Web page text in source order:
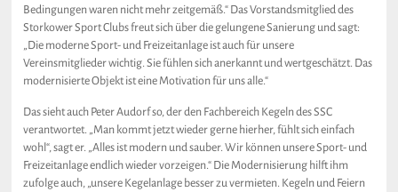
Bedingungen waren nicht mehr zeitgemäß.“ Das Vorstandsmitglied des
Storkower Sport Clubs freut sich über die gelungene Sanierung und sagt:
„Die moderne Sport- und Freizeitanlage ist auch für unsere
Vereinsmitglieder wichtig. Sie fühlen sich anerkannt und wertgeschätzt. Das
modernisierte Objekt ist eine Motivation für uns alle.“
Das sieht auch Peter Audorf so, der den Fachbereich Kegeln des SSC
verantwortet. „Man kommt jetzt wieder gerne hierher, fühlt sich einfach
wohl“, sagt er. „Alles ist modern und sauber. Wir können unsere Sport- und
Freizeitanlage endlich wieder vorzeigen.“ Die Modernisierung hilft ihm
zufolge auch, „unsere Kegelanlage besser zu vermieten. Kegeln und Feiern